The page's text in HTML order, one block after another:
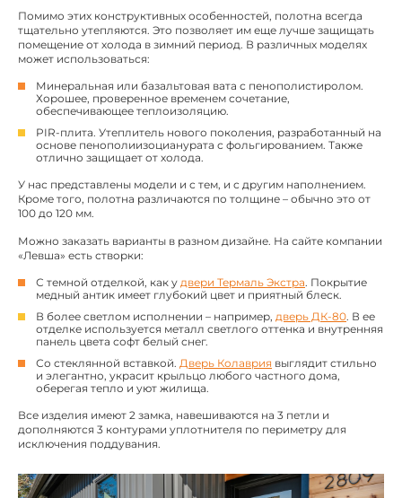
Помимо этих конструктивных особенностей, полотна всегда
тщательно утепляются. Это позволяет им еще лучше защищать
помещение от холода в зимний период. В различных моделях
может использоваться:
Минеральная или базальтовая вата с пенополистиролом.
Хорошее, проверенное временем сочетание,
обеспечивающее теплоизоляцию.
PIR-плита. Утеплитель нового поколения, разработанный на
основе пенополиизоцианурата с фольгированием. Также
отлично защищает от холода.
У нас представлены модели и с тем, и с другим наполнением.
Кроме того, полотна различаются по толщине – обычно это от
100 до 120 мм.
Можно заказать варианты в разном дизайне. На сайте компании
«Левша» есть створки:
С темной отделкой, как у двери Термаль Экстра. Покрытие
медный антик имеет глубокий цвет и приятный блеск.
В более светлом исполнении – например, дверь ДК-80. В ее
отделке используется металл светлого оттенка и внутренняя
панель цвета софт белый снег.
Со стеклянной вставкой. Дверь Колаврия выглядит стильно
и элегантно, украсит крыльцо любого частного дома,
оберегая тепло и уют жилища.
Все изделия имеют 2 замка, навешиваются на 3 петли и
дополняются 3 контурами уплотнителя по периметру для
исключения поддувания.